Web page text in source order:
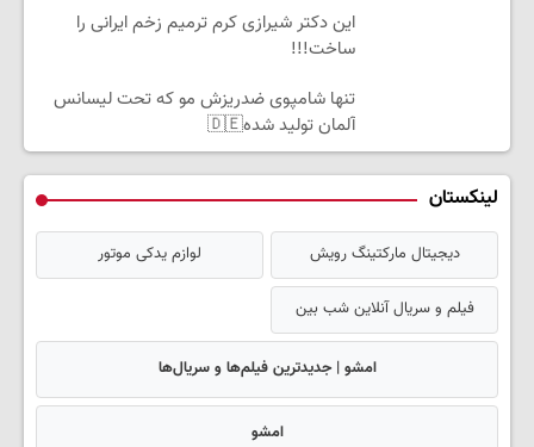
این دکتر شیرازی کرم ترمیم زخم ایرانی را
ساخت!!!
تنها شامپوی ضدریزش مو که تحت لیسانس
آلمان تولید شده🇩🇪
لینکستان
دیجیتال مارکتینگ رویش لوازم یدکی موتور
فیلم و سریال آنلاین شب بین
امشو | جدیدترین فیلم‌ها و سریال‌ها
امشو